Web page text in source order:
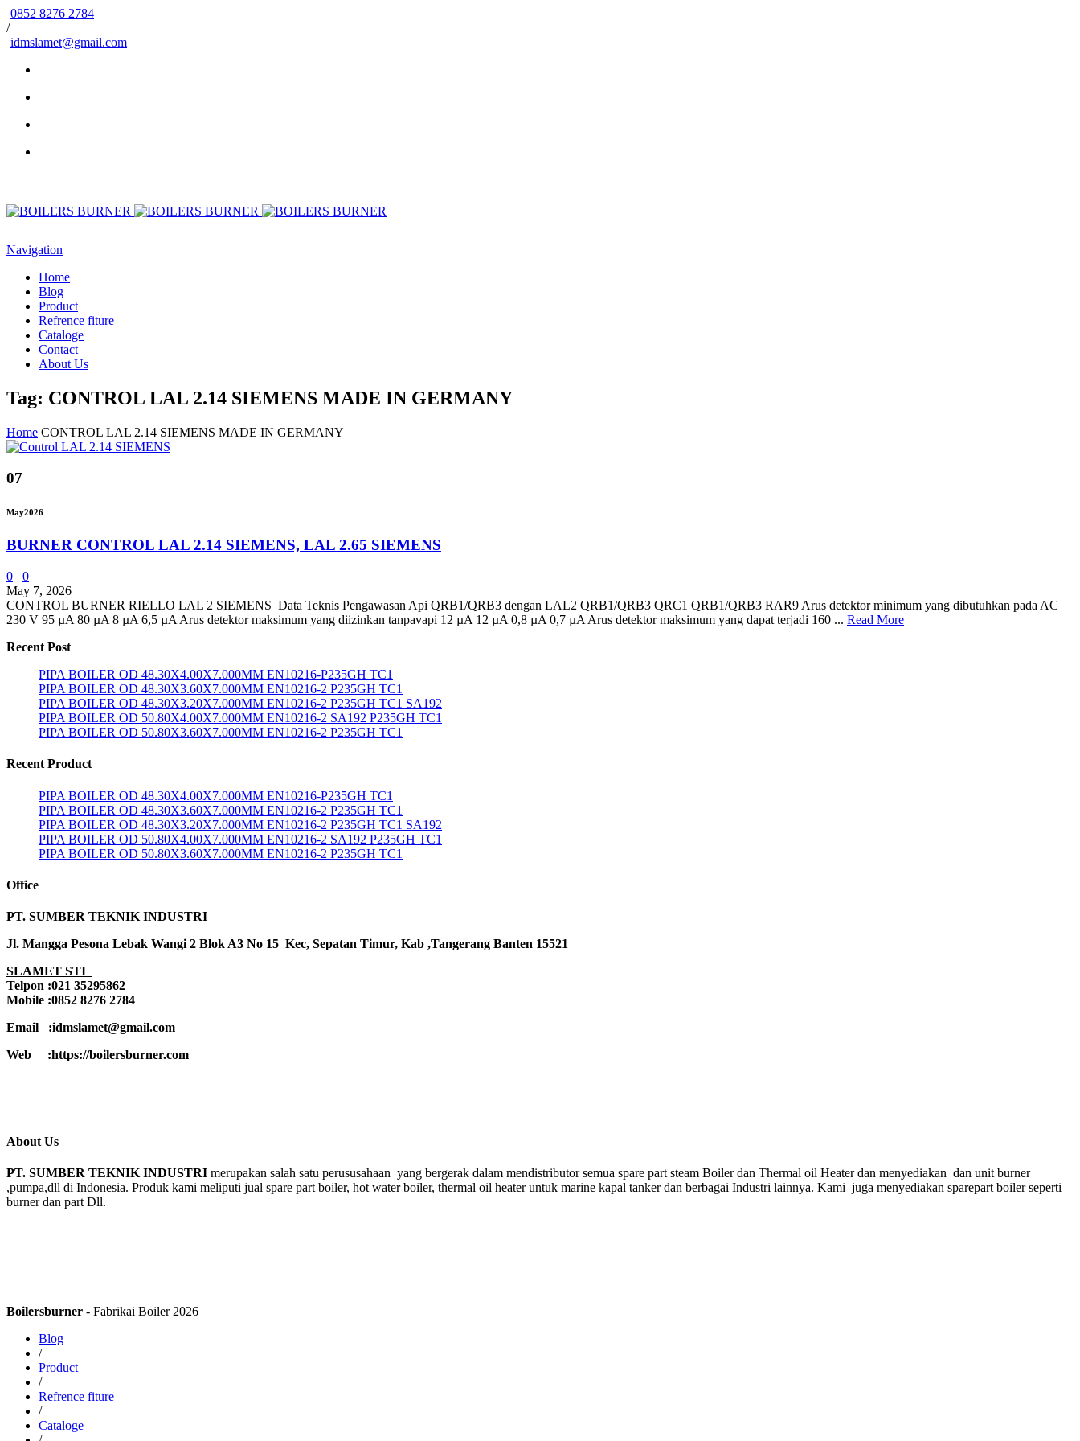
0852 8276 2784
/
idmslamet@gmail.com
Navigation
Home
Blog
Product
Refrence fiture
Cataloge
Contact
About Us
Tag: CONTROL LAL 2.14 SIEMENS MADE IN GERMANY
Home CONTROL LAL 2.14 SIEMENS MADE IN GERMANY
07
May2026
BURNER CONTROL LAL 2.14 SIEMENS, LAL 2.65 SIEMENS
0
0
May 7, 2026
CONTROL BURNER RIELLO LAL 2 SIEMENS Data Teknis Pengawasan Api QRB1/QRB3 dengan LAL2 QRB1/QRB3 QRC1 QRB1/QRB3 RAR9 Arus detektor minimum yang dibutuhkan pada AC
230 V 95 µA 80 µA 8 µA 6,5 µA Arus detektor maksimum yang diizinkan tanpavapi 12 µA 12 µA 0,8 µA 0,7 µA Arus detektor maksimum yang dapat terjadi 160 ... Read More
Recent Post
PIPA BOILER OD 48.30X4.00X7.000MM EN10216-P235GH TC1
PIPA BOILER OD 48.30X3.60X7.000MM EN10216-2 P235GH TC1
PIPA BOILER OD 48.30X3.20X7.000MM EN10216-2 P235GH TC1 SA192
PIPA BOILER OD 50.80X4.00X7.000MM EN10216-2 SA192 P235GH TC1
PIPA BOILER OD 50.80X3.60X7.000MM EN10216-2 P235GH TC1
Recent Product
PIPA BOILER OD 48.30X4.00X7.000MM EN10216-P235GH TC1
PIPA BOILER OD 48.30X3.60X7.000MM EN10216-2 P235GH TC1
PIPA BOILER OD 48.30X3.20X7.000MM EN10216-2 P235GH TC1 SA192
PIPA BOILER OD 50.80X4.00X7.000MM EN10216-2 SA192 P235GH TC1
PIPA BOILER OD 50.80X3.60X7.000MM EN10216-2 P235GH TC1
Office
PT. SUMBER TEKNIK INDUSTRI
Jl. Mangga Pesona Lebak Wangi 2 Blok A3 No 15 Kec, Sepatan Timur, Kab ,Tangerang Banten 15521
SLAMET STI
Telpon :021 35295862
Mobile :0852 8276 2784
Email :idmslamet@gmail.com
Web :https://boilersburner.com
About Us
PT. SUMBER TEKNIK INDUSTRI merupakan salah satu perususahaan yang bergerak dalam mendistributor semua spare part steam Boiler dan Thermal oil Heater dan menyediakan dan unit burner
,pumpa,dll di Indonesia. Produk kami meliputi jual spare part boiler, hot water boiler, thermal oil heater untuk marine kapal tanker dan berbagai Industri lainnya. Kami juga menyediakan sparepart boiler seperti
burner dan part Dll.
Boilersburner - Fabrikai Boiler 2026
Blog
/
Product
/
Refrence fiture
/
Cataloge